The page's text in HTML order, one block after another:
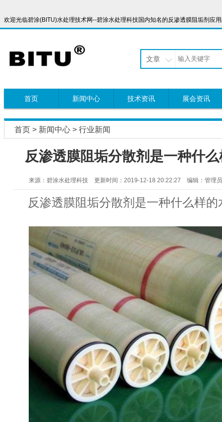
欢迎光临碧涂(BITU)水处理技术网--碧涂水处理科技国内知名的反渗透膜阻垢剂应
文章
首页 新闻中心 技术资讯 展会资讯
首页 > 新闻中心 > 行业新闻
反渗透膜阻垢分散剂是一种什
来源：碧涂水处理科技 更新时间：2019-12-18 20:22:27 编辑：管理
反渗透膜阻垢分散剂是一种什么样